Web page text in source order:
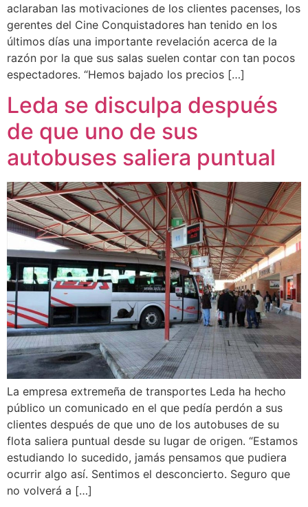
aclaraban las motivaciones de los clientes pacenses, los
gerentes del Cine Conquistadores han tenido en los
últimos días una importante revelación acerca de la
razón por la que sus salas suelen contar con tan pocos
espectadores. “Hemos bajado los precios […]
Leda se disculpa después
de que uno de sus
autobuses saliera puntual
La empresa extremeña de transportes Leda ha hecho
público un comunicado en el que pedía perdón a sus
clientes después de que uno de los autobuses de su
flota saliera puntual desde su lugar de origen. “Estamos
estudiando lo sucedido, jamás pensamos que pudiera
ocurrir algo así. Sentimos el desconcierto. Seguro que
no volverá a […]